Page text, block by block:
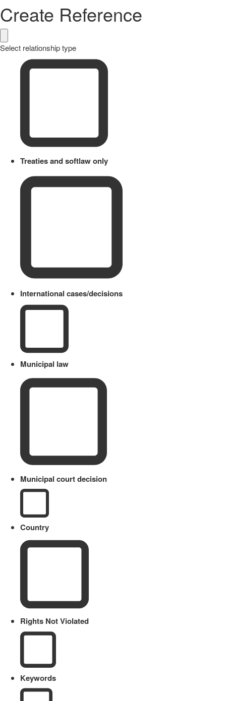
Create Reference
Select relationship type
Treaties and softlaw only
International cases/decisions
Municipal law
Municipal court decision
Country
Rights Not Violated
Keywords